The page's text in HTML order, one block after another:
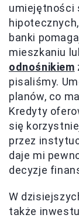
umiejętności
banki
mieszkaniu
odnośnikiem
pisaliśmy.
planów, co
Kredyty
się
przez
daje mi
decyzje
W
także